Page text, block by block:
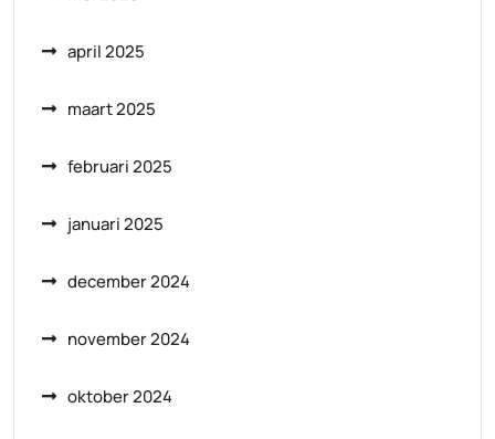
april 2025
maart 2025
februari 2025
januari 2025
december 2024
november 2024
oktober 2024